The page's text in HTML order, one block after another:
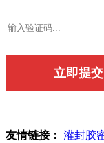
友情链接： 灌封胶